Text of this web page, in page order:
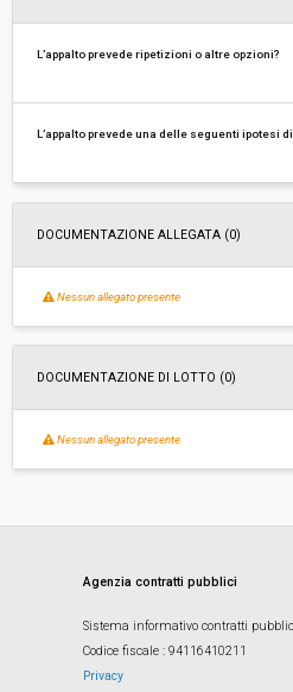
L’appalto prevede ripetizioni o altre opzioni?
L’appalto prevede una delle seguenti ipotesi
DOCUMENTAZIONE ALLEGATA (0)
Nessun allegato presente
DOCUMENTAZIONE DI LOTTO (0)
Nessun allegato presente
Agenzia contratti pubblici
Sistema informativo contratti
Codice fiscale : 94116410211
Privacy